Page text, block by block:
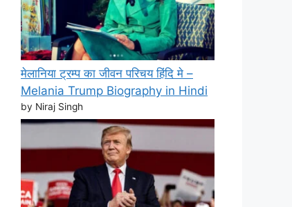
मेलानिया ट्रम्प का जीवन परिचय हिंदि मे –
Melania Trump Biography in Hindi
by Niraj Singh